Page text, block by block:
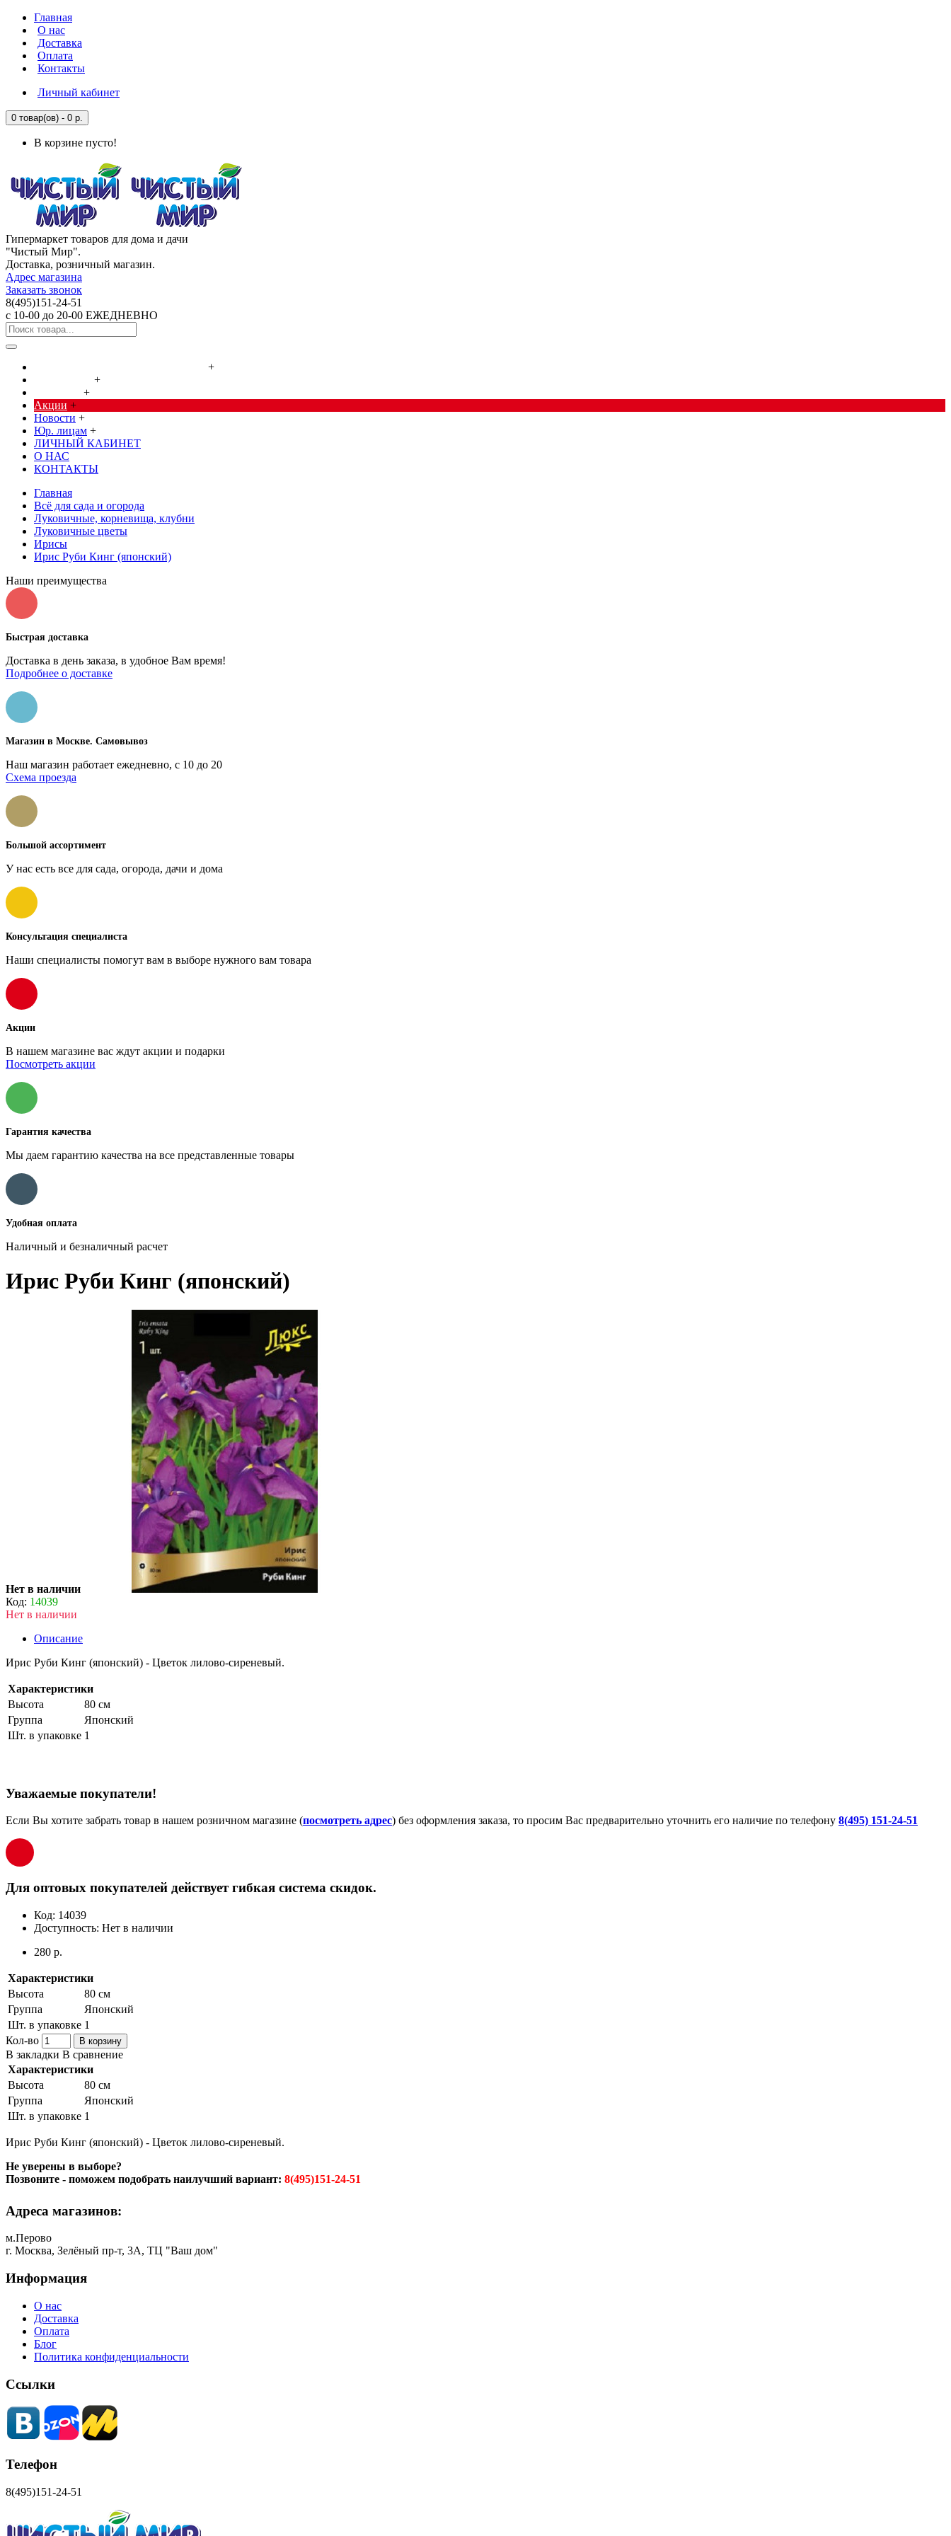
Главная
О нас
Доставка
Оплата
Контакты
Личный кабинет
0 товар(ов) - 0 р.
В корзине пусто!
Гипермаркет товаров для дома и дачи
"Чистый Мир".
Доставка, розничный магазин.
Адрес магазина
Заказать звонок
8(495)151-24-51
с 10-00 до 20-00 ЕЖЕДНЕВНО
+
+
+
Акции +
Новости +
Юр. лицам +
ЛИЧНЫЙ КАБИНЕТ
О НАС
КОНТАКТЫ
Главная
Всё для сада и огорода
Луковичные, корневища, клубни
Луковичные цветы
Ирисы
Ирис Руби Кинг (японский)
Наши преимущества
Быстрая доставка
Доставка в день заказа, в удобное Вам время!
Подробнее о доставке
Магазин в Москве. Самовывоз
Наш магазин работает ежедневно, с 10 до 20
Схема проезда
Большой ассортимент
У нас есть все для сада, огорода, дачи и дома
Консультация специалиста
Наши специалисты помогут вам в выборе нужного вам товара
Акции
В нашем магазине вас ждут акции и подарки
Посмотреть акции
Гарантия качества
Мы даем гарантию качества на все представленные товары
Удобная оплата
Наличный и безналичный расчет
Ирис Руби Кинг (японский)
Нет в наличии
Код: 14039
Нет в наличии
Описание
Ирис Руби Кинг (японский) - Цветок лилово-сиреневый.
Характеристики
Высота
80 см
Группа
Японский
Шт. в упаковке 1
Уважаемые покупатели!
Если Вы хотите забрать товар в нашем розничном магазине (посмотреть адрес) без оформления заказа, то просим Вас предварительно уточнить его наличие по телефону 8(495) 151-24-51
Для оптовых покупателей действует гибкая система скидок.
Код: 14039
Доступность: Нет в наличии
280 р.
Характеристики
Высота
80 см
Группа
Японский
Шт. в упаковке 1
Кол-во
В корзину
В закладки В сравнение
Характеристики
Высота
80 см
Группа
Японский
Шт. в упаковке 1
Ирис Руби Кинг (японский) - Цветок лилово-сиреневый.
Не уверены в выборе?
Позвоните - поможем подобрать наилучший вариант: 8(495)151-24-51
Адреса магазинов:
м.Перово
г. Москва, Зелёный пр-т, 3А, ТЦ "Ваш дом"
Информация
О нас
Доставка
Оплата
Блог
Политика конфиденциальности
Ссылки
Телефон
8(495)151-24-51